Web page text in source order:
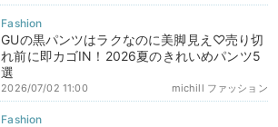
GUの黒パンツはラクなのに美脚見え♡売り切
れ前に即カゴIN！2026夏のきれいめパンツ5
選
michill ファッション
2026/07/02 11:00